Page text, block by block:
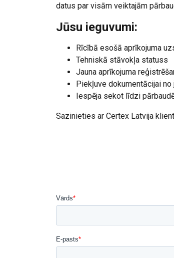
datus par visām veiktajām
Jūsu ieguvumi:
Rīcībā esošā aprīkojuma
Tehniskā stāvokļa statuss
Jauna aprīkojuma
Piekļuve dokumentācijai
Iespēja sekot līdzi
Sazinieties ar Certex Latvija